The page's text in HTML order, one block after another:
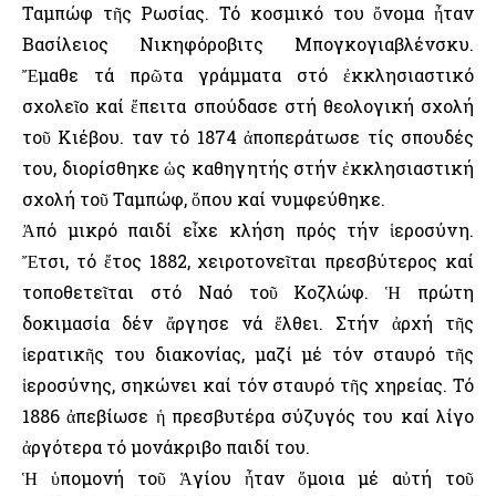
Ταμπώφ τῆς Ρωσίας. Τό κοσμικό του ὄνομα ἦταν
Βασίλειος Νικηφόροβιτς Μπογκογιαβλένσκυ.
Ἔμαθε τά πρῶτα γράμματα στό ἐκκλησιαστικό
σχολεῖο καί ἔπειτα σπούδασε στή θεολογική σχολή
τοῦ Κιέβου. Ὅταν τό 1874 ἀποπεράτωσε τίς σπουδές
του, διορίσθηκε ὡς καθηγητής στήν ἐκκλησιαστική
σχολή τοῦ Ταμπώφ, ὅπου καί νυμφεύθηκε.
Ἀπό μικρό παιδί εἶχε κλήση πρός τήν ἱεροσύνη.
Ἔτσι, τό ἔτος 1882, χειροτονεῖται πρεσβύτερος καί
τοποθετεῖται στό Ναό τοῦ Κοζλώφ. Ἡ πρώτη
δοκιμασία δέν ἄργησε νά ἔλθει. Στήν ἀρχή τῆς
ἱερατικῆς του διακονίας, μαζί μέ τόν σταυρό τῆς
ἱεροσύνης, σηκώνει καί τόν σταυρό τῆς χηρείας. Τό
1886 ἀπεβίωσε ἡ πρεσβυτέρα σύζυγός του καί λίγο
ἀργότερα τό μονάκριβο παιδί του.
Ἡ ὑπομονή τοῦ Ἁγίου ἦταν ὅμοια μέ αὐτή τοῦ